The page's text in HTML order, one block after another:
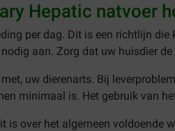
Hepatic natvoer
per dag. Dit is een richtlijn
aan. Zorg dat uw huisdier
uw dierenarts. Bij
minimaal is. Het gebruik van
over het algemeen voldoende